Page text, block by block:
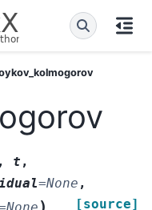
, t ,
=None ,
[source]